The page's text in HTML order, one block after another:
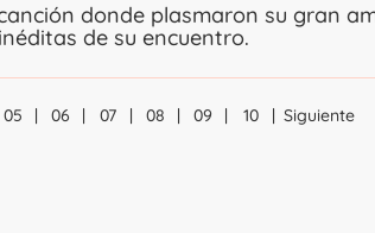
donde plasmaron su gran
de su encuentro.
05 06 07 08 09 10 Siguiente